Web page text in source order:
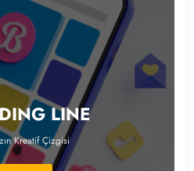
LINE
Kreatif Çizgisi